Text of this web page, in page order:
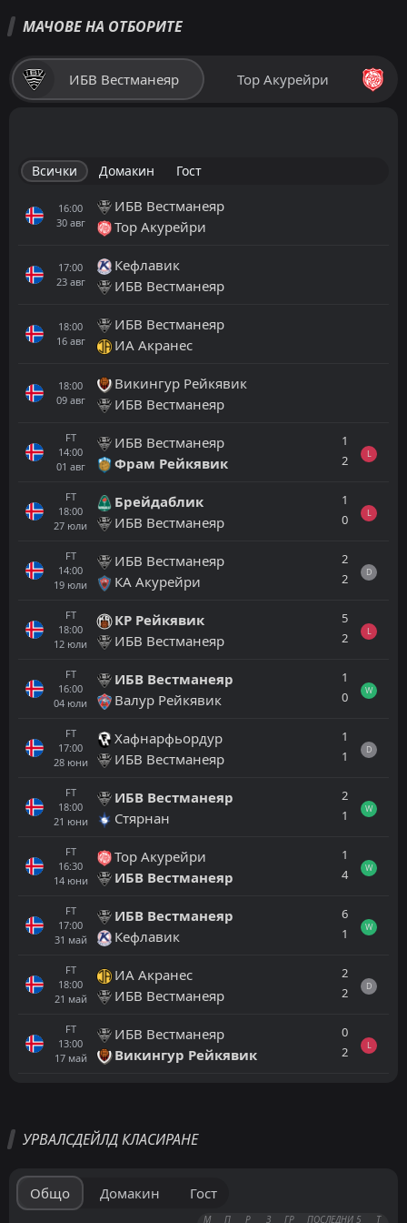
МАЧОВЕ НА ОТБОРИТЕ
ИБВ Вестманеяр Тор Акурейри
Всички Домакин Гост
16:00
30 авг
ИБВ Вестманеяр
Тор Акурейри
17:00
23 авг
Кефлавик
ИБВ Вестманеяр
18:00
16 авг
ИБВ Вестманеяр
ИА Акранес
18:00
09 авг
Викингур Рейкявик
ИБВ Вестманеяр
FT
14:00
01 авг
ИБВ Вестманеяр
Фрам Рейкявик
1
2
L
FT
18:00
27 юли
Брейдаблик
ИБВ Вестманеяр
1
0
L
FT
14:00
19 юли
ИБВ Вестманеяр
КА Акурейри
2
2
D
FT
18:00
12 юли
КР Рейкявик
ИБВ Вестманеяр
5
2
L
FT
16:00
04 юли
ИБВ Вестманеяр
Валур Рейкявик
1
0
W
FT
17:00
28 юни
Хафнарфьордур
ИБВ Вестманеяр
1
1
D
FT
18:00
21 юни
ИБВ Вестманеяр
Стярнан
2
1
W
FT
16:30
14 юни
Тор Акурейри
ИБВ Вестманеяр
1
4
W
FT
17:00
31 май
ИБВ Вестманеяр
Кефлавик
6
1
W
FT
18:00
21 май
ИА Акранес
ИБВ Вестманеяр
2
2
D
FT
13:00
17 май
ИБВ Вестманеяр
Викингур Рейкявик
0
2
L
Домакин
30авг
УРВАЛСДЕЙЛД КЛАСИРАНЕ
Общо Домакин Гост
М П Р З ГР ПОСЛЕДНИ 5 Т